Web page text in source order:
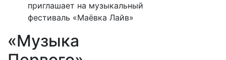
приглашает на музыкальный
фестиваль «Маёвка Лайв»
«Музыка